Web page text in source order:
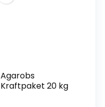
Agarobs
Kraftpaket 20 kg